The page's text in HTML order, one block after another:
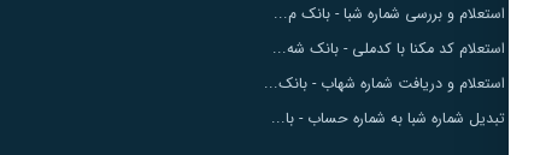
استعلام و بررسی شماره شبا - بانک م...
استعلام کد مکنا با کدملی - بانک شه...
استعلام و دریافت شماره شهاب - بانک...
تبدیل شماره شبا به شماره حساب - با...